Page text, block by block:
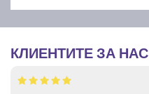
КЛИЕНТИТЕ ЗА НАС